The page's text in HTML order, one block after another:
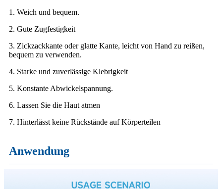
1. Weich und bequem.
2. Gute Zugfestigkeit
3. Zickzackkante oder glatte Kante, leicht von Hand zu reißen,
bequem zu verwenden.
4. Starke und zuverlässige Klebrigkeit
5. Konstante Abwickelspannung.
6. Lassen Sie die Haut atmen
7. Hinterlässt keine Rückstände auf Körperteilen
Anwendung